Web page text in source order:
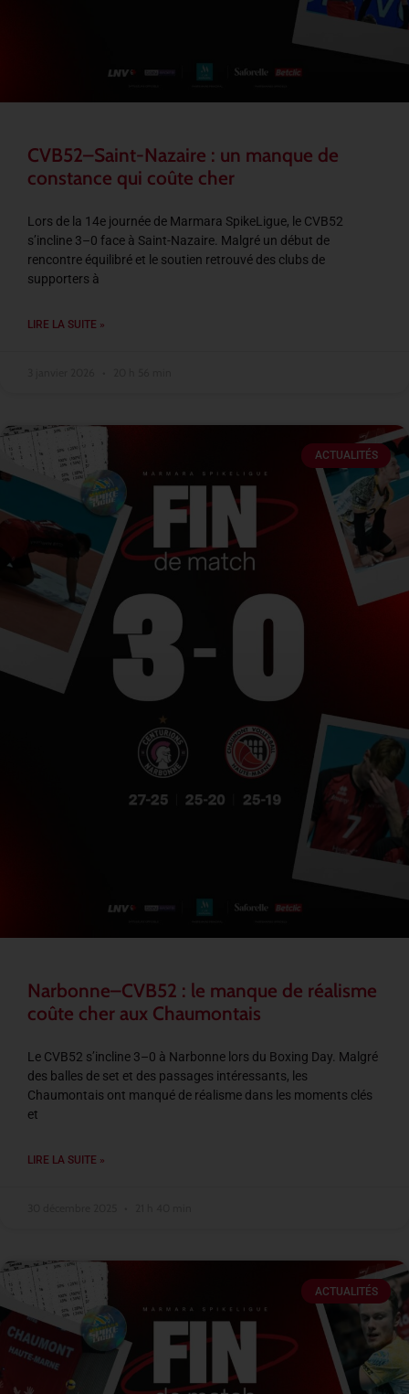
CVB52–Saint-Nazaire : un manque de
constance qui coûte cher
Lors de la 14e journée de Marmara SpikeLigue, le CVB52
s’incline 3–0 face à Saint-Nazaire. Malgré un début de
rencontre équilibré et le soutien retrouvé des clubs de
supporters à
LIRE LA SUITE »
ACTUALITÉS
Narbonne–CVB52 : le manque de réalisme
coûte cher aux Chaumontais
Le CVB52 s’incline 3–0 à Narbonne lors du Boxing Day. Malgré
des balles de set et des passages intéressants, les
Chaumontais ont manqué de réalisme dans les moments clés
et
LIRE LA SUITE »
ACTUALITÉS